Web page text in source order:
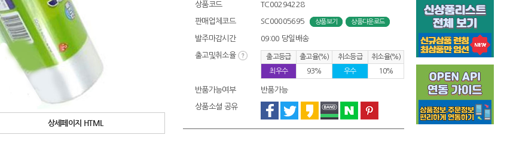
상세페이지 HTML
상품코드 TC00294228
판매업체코드 SC00005695 상품보기 상품다운로드
발주마감시간 09:00 당일배송
출고및취소율 출고등급 출고율(%) 취소등급
취소율(%)
최우수
93% 우수 10%
반품가능여부 반품가능
상품소셜 공유